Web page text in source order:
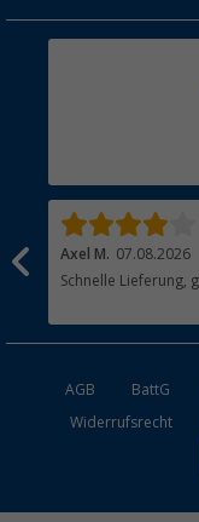
Rücksendung
Axel M. 07.08.2026
AGB BattG
Widerrufsrecht